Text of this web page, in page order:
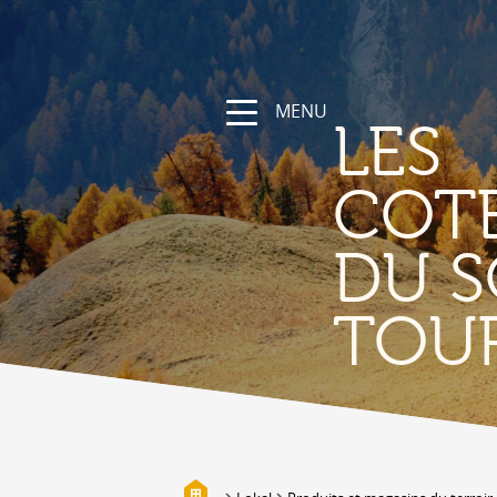
NATUR
Die Region
Wandern und Sportwege
Das Wallis mit Fahrrad und
Mountainbike
Biotope
MENU
LES
DU